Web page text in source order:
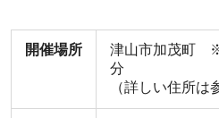
開催場所
津山市加茂町 ※
分
（詳しい住所は